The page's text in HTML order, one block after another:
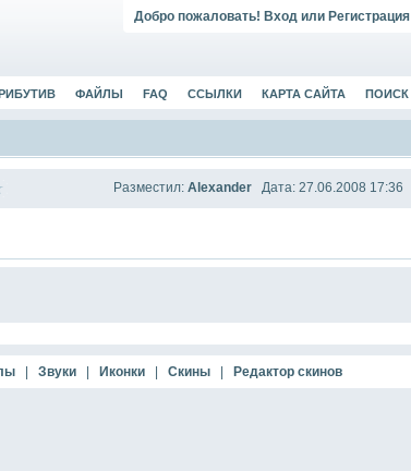
Добро пожаловать! Вход или Регистрация
ФАЙЛЫ FAQ ССЫЛКИ КАРТА САЙТА ПОИСК
Разместил: Alexander Дата: 27.06.2008 17:36
Звуки Иконки Скины Редактор скинов